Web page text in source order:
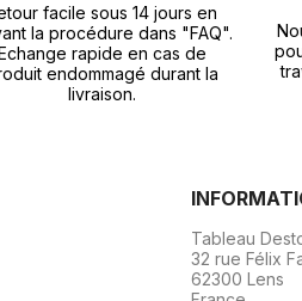
facile sous 14 jours en
la procédure dans "FAQ".
rapide en cas de
endommagé durant la
livraison.
Tableau
32 rue Félix
62300 Lens